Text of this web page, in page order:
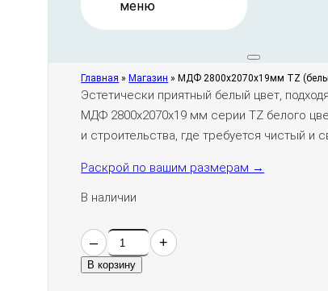
Главная » Магазин » МДФ 2800х2070х19мм TZ
Высокая плотность и жесткость
Ровная и гладкая белая поверхность,
Устойчивость к деформации и
Легкость обработки и монтажа
Эстетически приятный белый цвет,
МДФ 2800х2070х19 мм серии TZ белого
и строительства, где требуется чистый и
Раскрой по вашим размерам →
В наличии
Количество
товара
– +
В корзину